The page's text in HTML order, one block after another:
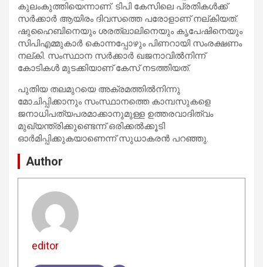
കുലംകുത്തിയെന്നാണ്. ടിപി കേസിലെ പ്രതികള്‍ക്ക്
സര്‍ക്കാര്‍ ആയിരം ദിവസത്തെ പരോളാണ് നല്കിയത്.
ഷുഹൈബിനെയും ശരത്ലാലിനെയും കൃപേഷിനെയും
സിപിഎമ്മുകാര്‍ കൊന്നപ്പോഴും പിണറായി സംരക്ഷണം
നല്കി. സംസ്ഥാന സര്‍ക്കാര്‍ ഖജനാവില്‍നിന്ന്
കോടികള്‍ മുടക്കിയാണ് കേസ് നടത്തിയത്.
പുതിയ തലമുറയെ അക്രമത്തില്‍നിന്നു
മോചിപ്പിക്കാനും സംസ്ഥാനത്തെ കാമ്പസുകളെ
ജനാധിപത്യപരമാക്കാനുമുള്ള ഉത്തരവാദിത്വം
മുഖ്യന്ത്രിക്കുണ്ടെന്ന് ഒരിക്കല്‍ക്കൂടി
ഓര്‍മിപ്പിക്കുകയാണെന്ന് സുധാകരന്‍ പറഞ്ഞു.
Author
editor